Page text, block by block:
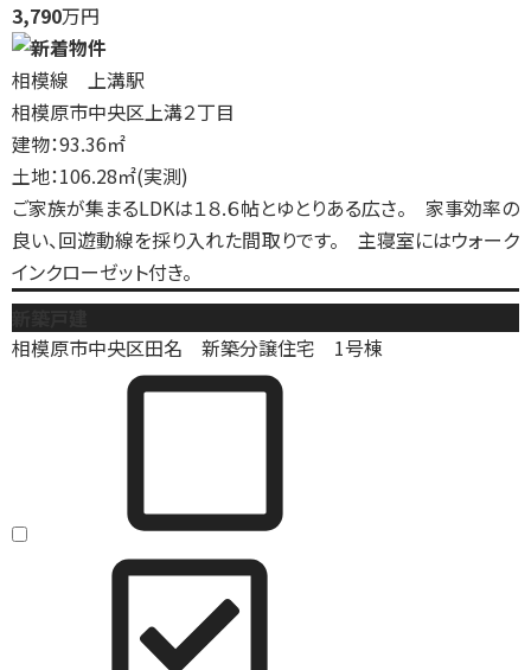
3,790万円
相模線 上溝駅
相模原市中央区上溝２丁目
建物：93.36㎡
土地：106.28㎡(実測)
ご家族が集まるLDKは１８.６帖とゆとりある広さ。 家事効率の
良い、回遊動線を採り入れた間取りです。 主寝室にはウォーク
インクローゼット付き。
相模原市中央区田名 新築分譲住宅 1号棟